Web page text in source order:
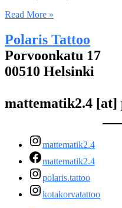
Read More »
Polaris Tattoo
Porvoonkatu 17
00510 Helsinki
mattematik2.4 [at]
mattematik2.4
mattematik2.4
polaris.tattoo
kotakorvatattoo